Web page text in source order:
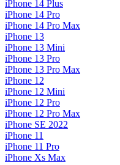
iPhone 14 Plus
iPhone 14 Pro
iPhone 14 Pro Max
iPhone 13
iPhone 13 Mini
iPhone 13 Pro
iPhone 13 Pro Max
iPhone 12
iPhone 12 Mini
iPhone 12 Pro
iPhone 12 Pro Max
iPhone SE 2022
iPhone 11
iPhone 11 Pro
iPhone Xs Max